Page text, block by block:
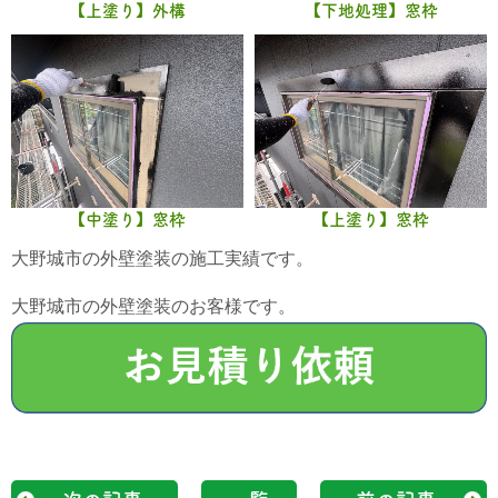
【上塗り】外構 【下地処理】窓枠
【中塗り】窓枠 【上塗り】窓枠
大野城市の外壁塗装の施工実績です。
大野城市の外壁塗装のお客様です。